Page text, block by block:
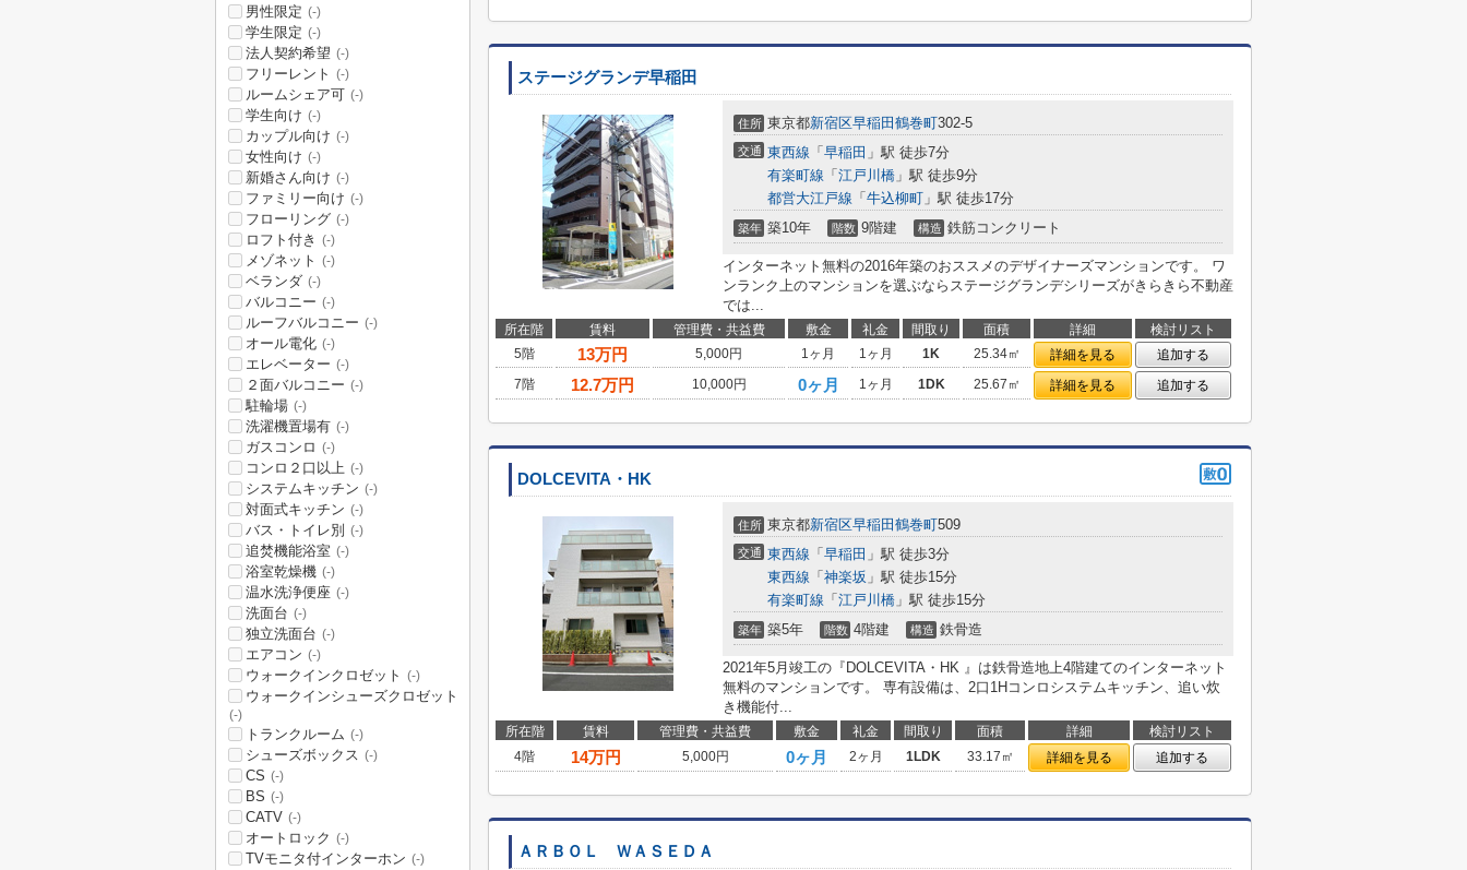
ステージグランデ早稲田
住所 東京都新宿区早稲田鶴巻町302-5
交通 東西線 「 早稲田 」駅 徒歩7分
有楽町線 「 江戸川橋 」駅 徒歩9分
都営大江戸線 「 牛込柳町 」駅 徒歩17分
築年 築10年 階数 9階建 構造 鉄筋コンクリート
インターネット無料の2016年築のおススメのデザイナーズマンションです。 ワ
ンランク上のマンションを選ぶならステージグランデシリーズがきらきら不動産
では...
所在階 賃料 管理費・共益費 敷金 礼金 間取り 面積 詳細
検討リスト
5階
13万円 5,000円 1ヶ月 1ヶ月 1K 25.34㎡ 詳細を見る
追加する
7階
12.7万円 10,000円 0ヶ月 1ヶ月 1DK 25.67㎡ 詳細を見る 追加する
DOLCEVITA・HK
住所 東京都新宿区早稲田鶴巻町509
交通 東西線 「 早稲田 」駅 徒歩3分
東西線 「 神楽坂 」駅 徒歩15分
有楽町線 「 江戸川橋 」駅 徒歩15分
築年 築5年 階数 4階建 構造 鉄骨造
2021年5月竣工の『DOLCEVITA・HK 』は鉄骨造地上4階建てのインターネット
無料のマンションです。 専有設備は、2口1Hコンロシステムキッチン、追い炊
き機能付...
所在階 賃料 管理費・共益費 敷金 礼金 間取り 面積 詳細
検討リスト
4階
14万円 5,000円 0ヶ月 2ヶ月 1LDK 33.17㎡ 詳細を見る 追加する
ＡＲＢＯＬ ＷＡＳＥＤＡ
男性限定 (-)
学生限定 (-)
法人契約希望 (-)
フリーレント (-)
ルームシェア可 (-)
学生向け (-)
カップル向け (-)
女性向け (-)
新婚さん向け (-)
ファミリー向け (-)
フローリング (-)
ロフト付き (-)
メゾネット (-)
ベランダ (-)
バルコニー (-)
ルーフバルコニー (-)
オール電化 (-)
エレベーター (-)
２面バルコニー (-)
駐輪場 (-)
洗濯機置場有 (-)
ガスコンロ (-)
コンロ２口以上 (-)
システムキッチン (-)
対面式キッチン (-)
バス・トイレ別 (-)
追焚機能浴室 (-)
浴室乾燥機 (-)
温水洗浄便座 (-)
洗面台 (-)
独立洗面台 (-)
エアコン (-)
ウォークインクロゼット (-)
ウォークインシューズクロゼット
(-)
トランクルーム (-)
シューズボックス (-)
CS (-)
BS (-)
CATV (-)
オートロック (-)
TVモニタ付インターホン (-)